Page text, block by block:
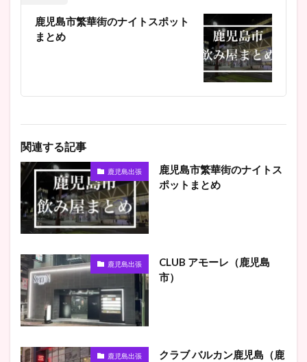
鹿児島市繁華街のナイトスポット
まとめ
関連する記事
鹿児島出張
鹿児島市繁華街のナイトス
ポットまとめ
鹿児島出張
CLUB アモーレ（鹿児島
市）
鹿児島出張
クラブ バルカン鹿児島（鹿